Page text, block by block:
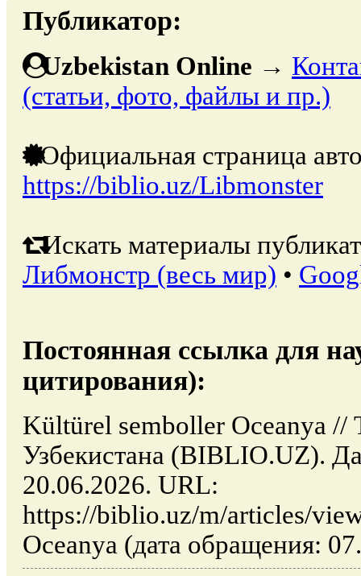
Публикатор:
Uzbekistan Online →
(статьи, фото, файлы и пр.)
Официальная страница
https://biblio.uz/Libmonster
Искать материалы
Либмонстр (весь мир) •
Постоянная ссылка для
цитирования):
Kültürel semboller Oceanya //
Узбекистана (BIBLIO.UZ).
20.06.2026. URL:
https://biblio.uz/m/articles/
Oceanya (дата обращения: